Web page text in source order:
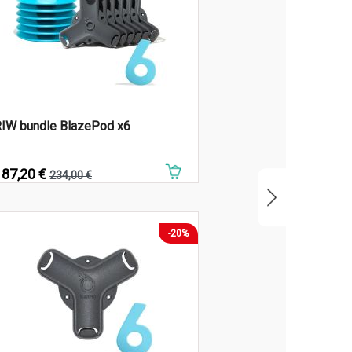
bundle BlazePod x6
€ Prix de base
234,00 €
-20%